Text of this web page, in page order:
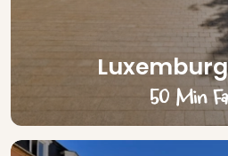
50 Min